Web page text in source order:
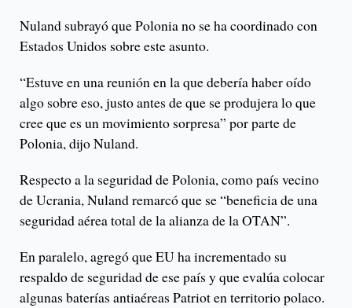
Nuland subrayó que Polonia no se ha coordinado con
Estados Unidos sobre este asunto.
“Estuve en una reunión en la que debería haber oído
algo sobre eso, justo antes de que se produjera lo que
cree que es un movimiento sorpresa” por parte de
Polonia, dijo Nuland.
Respecto a la seguridad de Polonia, como país vecino
de Ucrania, Nuland remarcó que se “beneficia de una
seguridad aérea total de la alianza de la OTAN”.
En paralelo, agregó que EU ha incrementado su
respaldo de seguridad de ese país y que evalúa colocar
algunas baterías antiaéreas Patriot en territorio polaco.